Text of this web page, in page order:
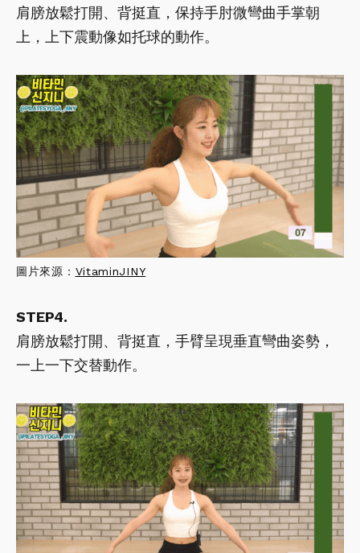
肩膀放鬆打開、背挺直，保持手肘微彎曲手掌朝
上，上下震動像如托球的動作。
圖片來源： VitaminJINY
STEP4.
肩膀放鬆打開、背挺直，手臂呈現垂直彎曲姿勢，
一上一下交替動作。